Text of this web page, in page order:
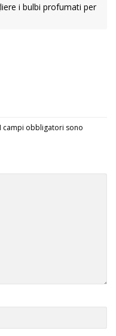
i bulbi profumati per
I campi obbligatori sono